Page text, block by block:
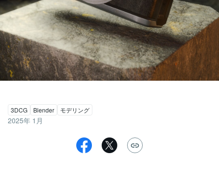
3DCG Blender モデリング
2025年 1月